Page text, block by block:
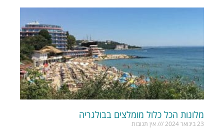
מלונות הכל כלול מומלצים בבולגריה
23 בינואר 2024
אין תגובות